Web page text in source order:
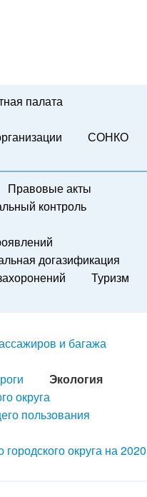
палата
СОНКО
Правовые акты
контроль
догазификация
Туризм
и багажа
Экология
округа
пользования
округа на 2020